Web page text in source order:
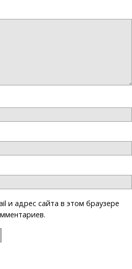
и адрес сайта в этом браузере